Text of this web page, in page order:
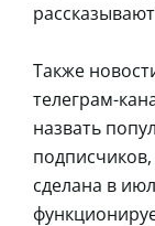
Также
телеграм-
назвать
сделана в